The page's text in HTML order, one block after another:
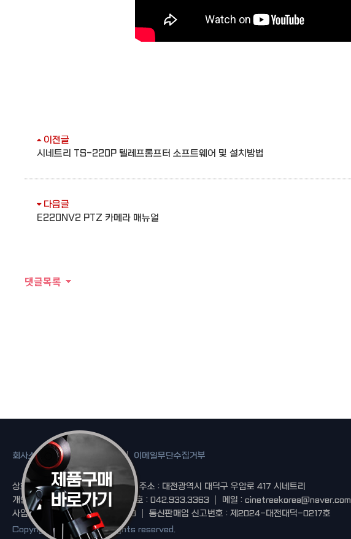
이전글
시네트리 TS-220P 텔레프롬프터 소프트웨어 및 설치방법
다음글
E220NV2 PTZ 카메라 매뉴얼
댓글목록
회사소개 개인정보보호정책 이메일무단수집거부
상호 : 시네트리 대표 : 김진철
주소 : 대전광역시 대덕구 우암로 417 시네트리
개인정보책임자 : 고태윤
대표번호 : 042.933.3363
메일 : cinetreekorea@naver.com
사업자등록번호 : 219-40-02103
통신판매업 신고번호 : 제2024-대전대덕-0217호
Copyright ©
시네트리 All rights reserved.